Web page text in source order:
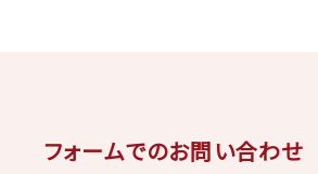
フォームでのお問い合わせ